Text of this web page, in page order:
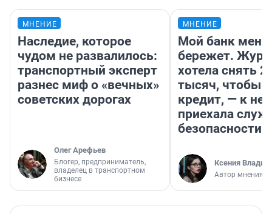
МНЕНИЕ
Наследие, которое
чудом не развалилось:
транспортный эксперт
разнес миф о «вечных»
советских дорогах
Олег Арефьев
Блогер, предприниматель,
владелец в транспортном
бизнесе
МНЕНИЕ
Мой банк меня
бережет.
хотела снять
тысяч, чтобы
кредит, — к
приехала
безопасности
Ксения
Автор мнения